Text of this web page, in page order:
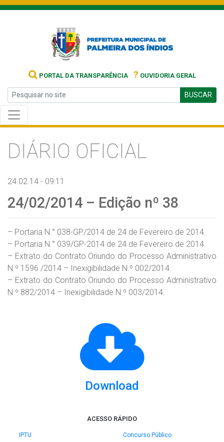
PORTAL DA TRANSPARÊNCIA ? OUVIDORIA GERAL
BUSCAR
DIÁRIO OFICIAL
24.02.14 - 09:11
24/02/2014 – Edição nº 38
– Portaria N.° 038-GP/2014 de 24 de Fevereiro de 2014.
– Portaria N.° 039/GP-2014 de 24 de Fevereiro de 2014.
– Extrato do Contrato Oriundo do Processo Administrativo
N.º 1596 /2014 – Inexigibilidade N.º 002/2014.
– Extrato do Contrato Oriundo do Processo Administrativo
N.º 882/2014 – Inexigibilidade N.º 003/2014.
Download
ACESSO RÁPIDO
IPTU
Concurso Público